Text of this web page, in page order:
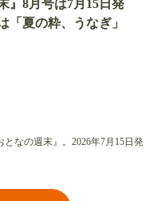
』8月号は7月15日発
夏の粋、うなぎ」
なの週末』。2026年7月15日発